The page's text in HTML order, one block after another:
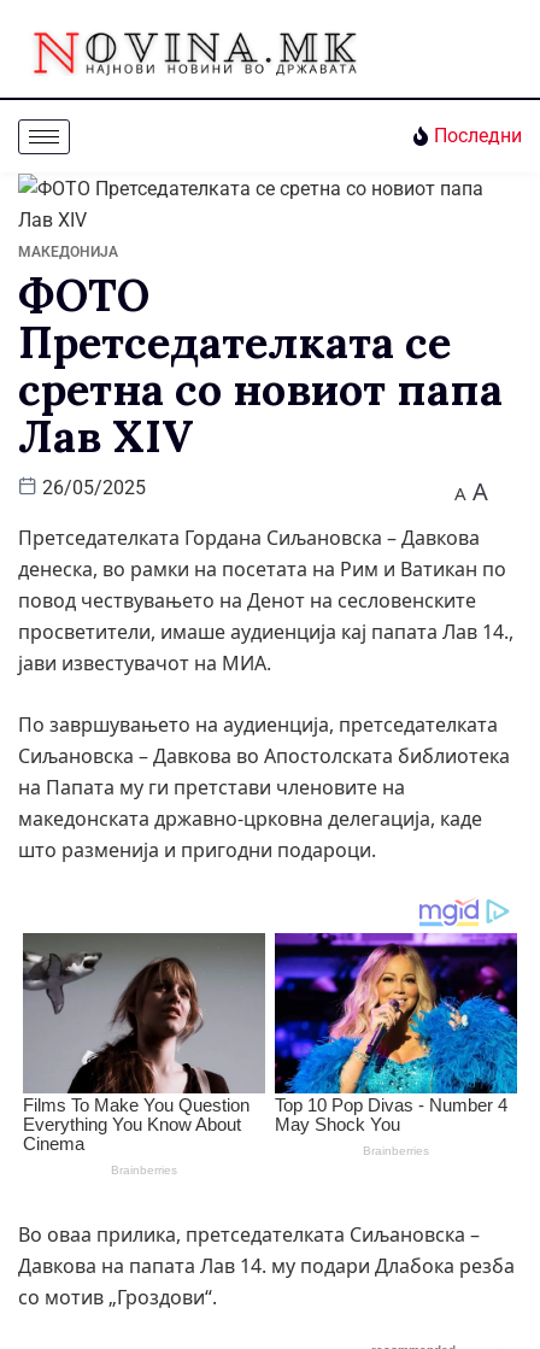
Последни
МАКЕДОНИЈА
ФОТО
Претседателката се
сретна со новиот папа
Лав XIV
26/05/2025 A A
Претседателката Гордана Сиљановска – Давкова
денеска, во рамки на посетата на Рим и Ватикан по
повод чествувањето на Денот на сесловенските
просветители, имаше аудиенција кај папата Лав 14.,
јави известувачот на МИА.
По завршувањето на аудиенција, претседателката
Сиљановска – Давкова во Апостолската библиотека
на Папата му ги претстави членовите на
македонската државно-црковна делегација, каде
што разменија и пригодни подароци.
Во оваа прилика, претседателката Сиљановска –
Давкова на папата Лав 14. му подари Длабока резба
со мотив „Гроздови“.